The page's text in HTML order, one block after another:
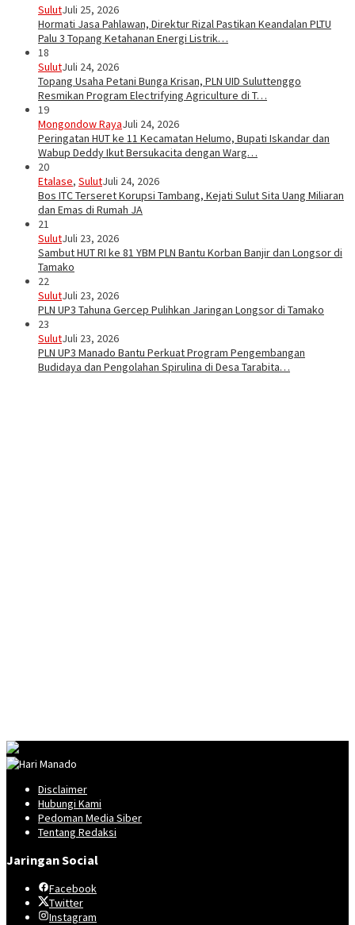
SulutJuli 25, 2026
Hormati Jasa Pahlawan, Direktur Rizal Pastikan Keandalan PLTU
Palu 3 Topang Ketahanan Energi Listrik…
18
SulutJuli 24, 2026
Topang Usaha Petani Bunga Krisan, PLN UID Suluttenggo
Resmikan Program Electrifying Agriculture di T…
19
Mongondow RayaJuli 24, 2026
Peringatan HUT ke 11 Kecamatan Helumo, Bupati Iskandar dan
Wabup Deddy Ikut Bersukacita dengan Warg…
20
Etalase, SulutJuli 24, 2026
Bos ITC Terseret Korupsi Tambang, Kejati Sulut Sita Uang Miliaran
dan Emas di Rumah JA
21
SulutJuli 23, 2026
Sambut HUT RI ke 81 YBM PLN Bantu Korban Banjir dan Longsor di
Tamako
22
SulutJuli 23, 2026
PLN UP3 Tahuna Gercep Pulihkan Jaringan Longsor di Tamako
23
SulutJuli 23, 2026
PLN UP3 Manado Bantu Perkuat Program Pengembangan
Budidaya dan Pengolahan Spirulina di Desa Tarabita…
Disclaimer
Hubungi Kami
Pedoman Media Siber
Tentang Redaksi
Jaringan Social
Facebook
Twitter
Instagram